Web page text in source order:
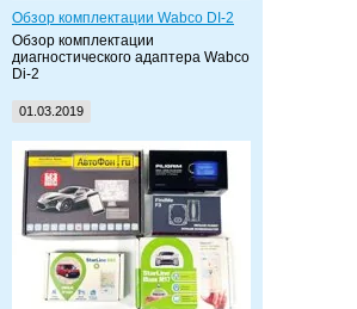
Обзор комплектации Wabco DI-2
Обзор комплектации
диагностического адаптера Wabco
Di-2
01.03.2019